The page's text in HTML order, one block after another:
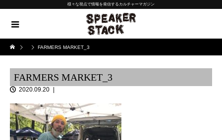
様々な視点で情報を発信するカルチャーマガジン
FARMERS MARKET_3
FARMERS MARKET_3
2020.09.20